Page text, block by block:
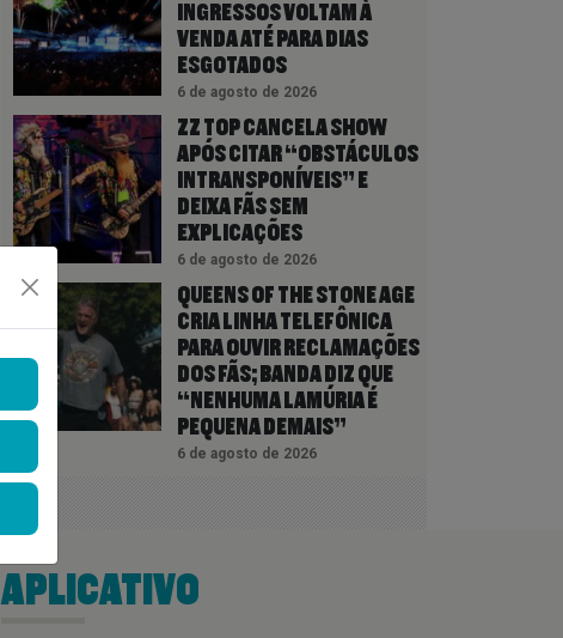
INGRESSOS VOLTAM À
VENDA ATÉ PARA DIAS
ESGOTADOS
6 de agosto de 2026
ZZ TOP CANCELA SHOW
APÓS CITAR “OBSTÁCULOS
INTRANSPONÍVEIS” E
DEIXA FÃS SEM
EXPLICAÇÕES
6 de agosto de 2026
QUEENS OF THE STONE AGE
CRIA LINHA TELEFÔNICA
PARA OUVIR RECLAMAÇÕES
DOS FÃS; BANDA DIZ QUE
“NENHUMA LAMÚRIA É
PEQUENA DEMAIS”
6 de agosto de 2026
APLICATIVO